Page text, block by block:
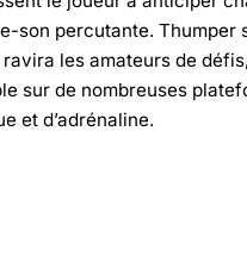
son percutante. Thumper
les amateurs de
sur de nombreuses
et d’adrénaline.